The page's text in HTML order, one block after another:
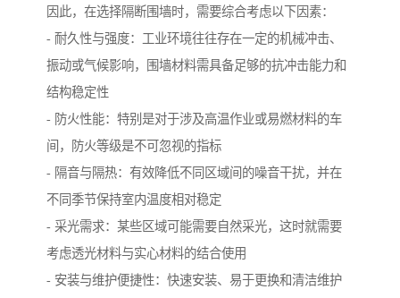
因此，在选择隔断围墙时，需要综合考虑以下因素：
- 耐久性与强度：工业环境往往存在一定的机械冲击、
振动或气候影响，围墙材料需具备足够的抗冲击能力和
结构稳定性
- 防火性能：特别是对于涉及高温作业或易燃材料的车
间，防火等级是不可忽视的指标
- 隔音与隔热：有效降低不同区域间的噪音干扰，并在
不同季节保持室内温度相对稳定
- 采光需求：某些区域可能需要自然采光，这时就需要
考虑透光材料与实心材料的结合使用
- 安装与维护便捷性：快速安装、易于更换和清洁维护